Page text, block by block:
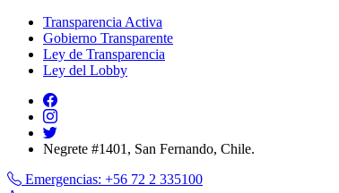
Transparencia Activa
Gobierno Transparente
Ley de Transparencia
Ley del Lobby
Negrete #1401, San Fernando, Chile.
Emergencias: +56 72 2 335100